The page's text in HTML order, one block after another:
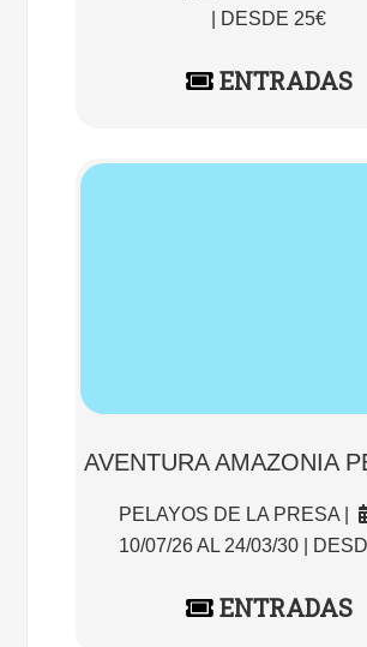
| DESDE 25€
ENTRADAS
AVENTURA AMAZONIA
PELAYOS DE LA PRESA |
10/07/26 AL 24/03/30 |
ENTRADAS